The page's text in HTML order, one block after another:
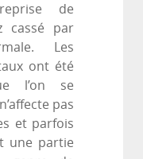
de
cassé par
Les
ont été
l’on se
pas
et parfois
une partie